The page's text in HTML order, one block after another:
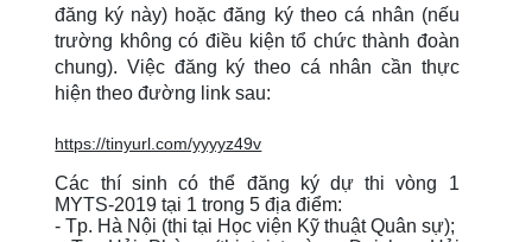
đăng ký này) hoặc đăng ký theo cá nhân (nếu
trường không có điều kiện tổ chức thành đoàn
chung). Việc đăng ký theo cá nhân cần thực
hiện theo đường link sau:
https://tinyurl.com/yyyyz49v
Các thí sinh có thể đăng ký dự thi vòng 1
MYTS-2019 tại 1 trong 5 địa điểm:
- Tp. Hà Nội (thi tại Học viện Kỹ thuật Quân sự);